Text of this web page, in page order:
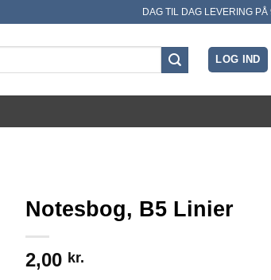
DAG TIL DAG LEVERING PÅ
LOG IND
Notesbog, B5 Linier
2,00 kr.